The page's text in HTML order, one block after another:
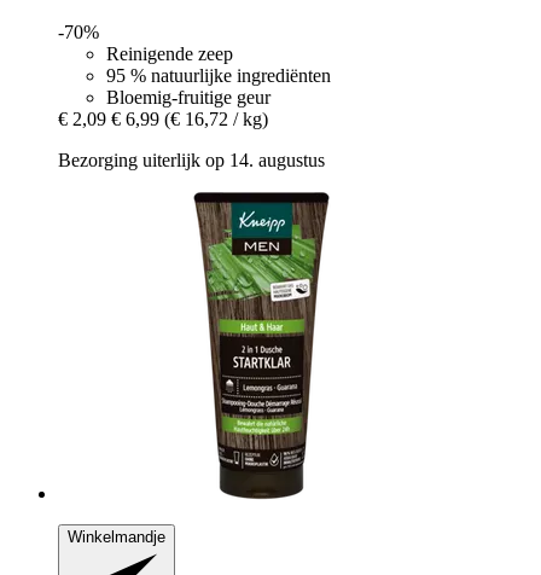
-70%
Reinigende zeep
95 % natuurlijke ingrediënten
Bloemig-fruitige geur
€ 2,09 € 6,99 (€ 16,72 / kg)
Bezorging uiterlijk op 14. augustus
Winkelmandje